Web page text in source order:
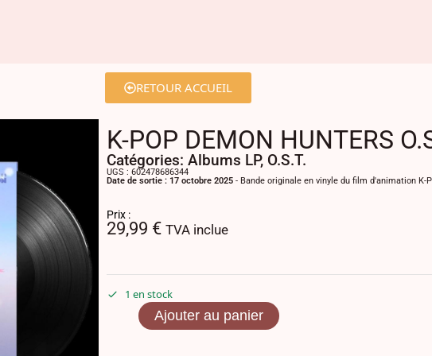
RETOUR ACCUEIL
K-POP DEMON HUNTERS
Catégories: Albums LP, O.S.T.
UGS : 602478686344
Date de sortie : 17 octobre 2025 - Bande originale en vinyle du film d'animation K-
Prix :
29,99 € TVA inclue
1 en stock
Ajouter au panier